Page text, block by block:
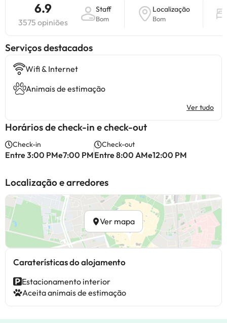
6.9
3575 opiniões
Staff
Bom
Localização
Bom
Serviços destacados
Wifi & Internet
Animais de estimação
Ver tudo
Horários de check-in e check-out
Check-in
Entre 3:00 PMe7:00 PM
Check-out
Entre 8:00 AMe12:00 PM
Localização e arredores
Ver mapa
Caraterísticas do alojamento
Estacionamento interior
Aceita animais de estimação